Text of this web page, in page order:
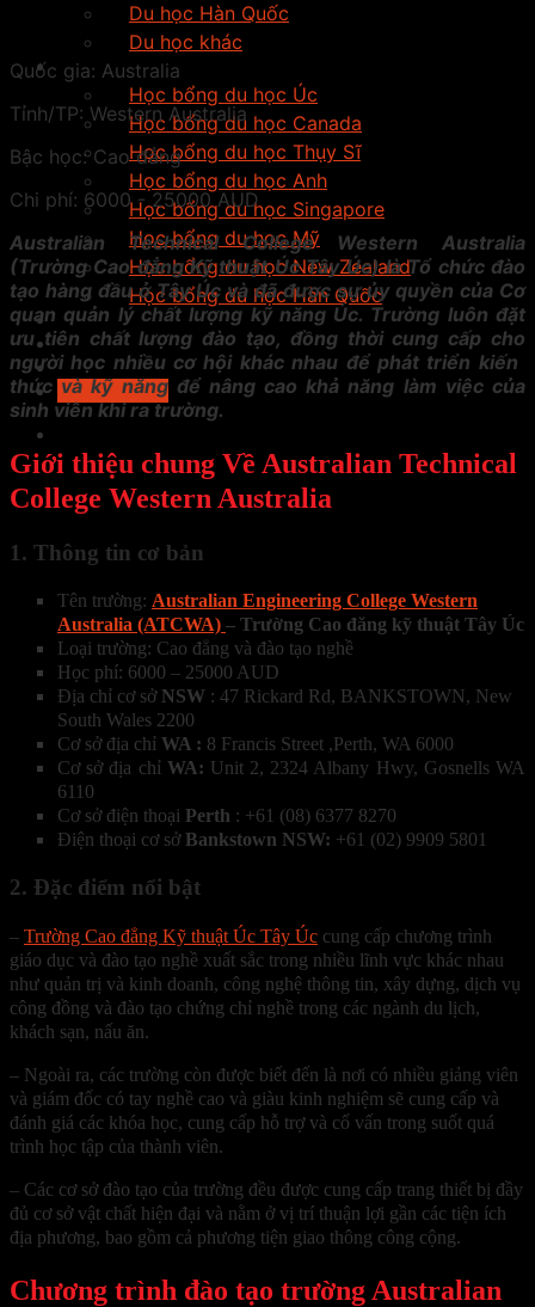
Du học Hàn Quốc
Du học khác
Học bổng
Học bổng du học Úc
Học bổng du học Canada
Học bổng du học Thụy Sĩ
Học bổng du học Anh
Học bổng du học Singapore
Học bổng du học Mỹ
Học bổng du học New Zealand
Học bổng du học Hàn Quốc
Tiếng anh du học
Tin Tức
Tìm trường
Tư vấn ngay
Quốc gia: Australia
Tỉnh/TP: Western Australia
Bậc học:Cao đẳng
Chi phí: 6000 - 25000 AUD
Australian Technical College Western Australia
(Trường Cao đẳng Kỹ thuật Úc Tây Úc) là Tổ chức đào
tạo hàng đầu ở Tây Úc và đã được sự ủy quyền của Cơ
quan quản lý chất lượng kỹ năng Úc. Trường luôn đặt
ưu tiên chất lượng đào tạo, đồng thời cung cấp cho
người học nhiều cơ hội khác nhau để phát triển kiến ​​
thức và kỹ năng để nâng cao khả năng làm việc của
sinh viên khi ra trường.
Giới thiệu chung Về Australian Technical
College Western Australia
1. Thông tin cơ bản
Tên trường: Australian Engineering College Western
Australia (ATCWA) – Trường Cao đăng kỹ thuật Tây Úc
Loại trường: Cao đẳng và đào tạo nghề
Học phí: 6000 – 25000 AUD
Địa chỉ cơ sở NSW : 47 Rickard Rd, BANKSTOWN, New
South Wales 2200
Cơ sở địa chỉ WA : 8 Francis Street ,Perth, WA 6000
Cơ sở địa chỉ WA: Unit 2, 2324 Albany Hwy, Gosnells WA
6110
Cơ sở điện thoại Perth : +61 (08) 6377 8270
Điện thoại cơ sở Bankstown NSW: +61 (02) 9909 5801
2. Đặc điểm nổi bật
– Trường Cao đẳng Kỹ thuật Úc Tây Úc cung cấp chương trình
giáo dục và đào tạo nghề xuất sắc trong nhiều lĩnh vực khác nhau
như quản trị và kinh doanh, công nghệ thông tin, xây dựng, dịch vụ
công đồng và đào tạo chứng chỉ nghề trong các ngành du lịch,
khách sạn, nấu ăn.
– Ngoài ra, các trường còn được biết đến là nơi có nhiều giảng viên
và giám đốc có tay nghề cao và giàu kinh nghiệm sẽ cung cấp và
đánh giá các khóa học, cung cấp hỗ trợ và cố vấn trong suốt quá
trình học tập của thành viên.
– Các cơ sở đào tạo của trường đều được cung cấp trang thiết bị đầy
đủ cơ sở vật chất hiện đại và nằm ở vị trí thuận lợi gần các tiện ích
địa phương, bao gồm cả phương tiện giao thông công cộng.
Chương trình đào tạo trường Australian